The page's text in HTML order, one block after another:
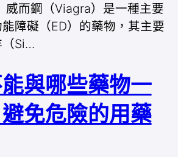
威而鋼（Viagra）是一種主要
障礙（ED）的藥物，其主要
（Si…
與哪些藥物一
免危險的用藥